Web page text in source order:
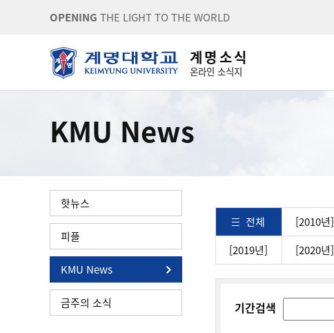
OPENING THE LIGHT TO THE WORLD
계 명 소 식
온라인 소식지
KMU News
핫뉴스
피플
KMU News
금주의 소식
전체 [2010년]
[2019년]
[2020년]
기간검색